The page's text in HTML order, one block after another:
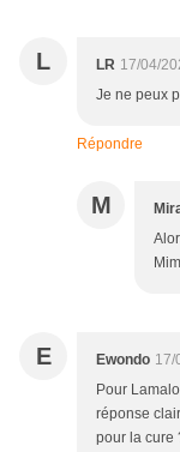
L LR 17/04/
Je ne peux
Répondre
M
E Ewondo 17/
Pour
réponse
pour la cure